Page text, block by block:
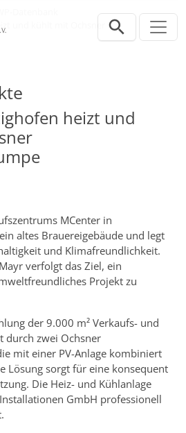
und kühlt mit Ochsner
heizt und
MCenter in
altes Brauereigebäude und legt
und Klimafreundlichkeit.
verfolgt das Ziel, ein
Projekt zu
der 9.000 m² Verkaufs- und
durch zwei Ochsner
mit einer PV-Anlage kombiniert
Lösung sorgt für eine konsequent
Die Heiz- und Kühlanlage
GmbH professionell